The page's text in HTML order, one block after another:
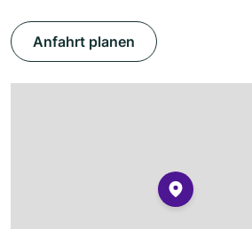
Anfahrt planen